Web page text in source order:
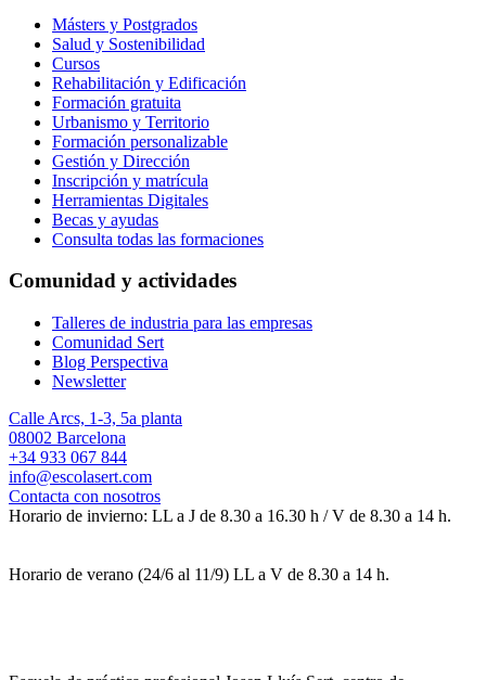
Másters y Postgrados
Salud y Sostenibilidad
Cursos
Rehabilitación y Edificación
Formación gratuita
Urbanismo y Territorio
Formación personalizable
Gestión y Dirección
Inscripción y matrícula
Herramientas Digitales
Becas y ayudas
Consulta todas las formaciones
Comunidad y actividades
Talleres de industria para las empresas
Comunidad Sert
Blog Perspectiva
Newsletter
Calle Arcs, 1-3, 5a planta
08002 Barcelona
+34 933 067 844
info@escolasert.com
Contacta con nosotros
Horario de invierno: LL a J de 8.30 a 16.30 h / V de 8.30 a 14 h.
Horario de verano (24/6 al 11/9) LL a V de 8.30 a 14 h.